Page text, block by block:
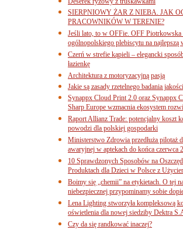
SIERPNIOWY ŻAR Z NIEBA. JAK
PRACOWNIKÓW W TERENIE?
Jeśli lato, to w OFFie. OFF Piotrkowska
ogólnopolskiego plebiscytu na najlepszą
Czerń w strefie kąpieli – elegancki
łazienkę
Architektura z motoryzacyjną pasją
Jakie są zasady rzetelnego badania
Synappx Cloud Print 2.0 oraz Synappx
Sharp Europe wzmacnia ekosystem
Raport Allianz Trade: potencjalny koszt
powodzi dla polskiej gospodarki
Ministerstwo Zdrowia przedłuża pilotaż
awaryjnej w aptekach do końca czerwca
10 Sprawdzonych Sposobów na
Produktach dla Dzieci w Polsce z
Boimy się „chemii” na etykietach. O tej
niebezpiecznej przypominamy sobie
Lena Lighting stworzyła kompleksową
oświetlenia dla nowej siedziby Dektra
Czy da się randkować inaczej?